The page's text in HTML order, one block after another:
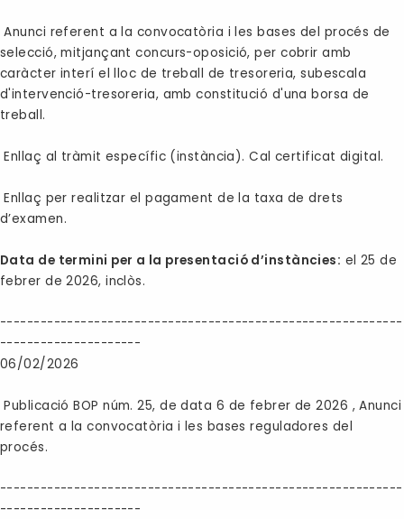
Anunci referent a la convocatòria i les bases del procés de
selecció, mitjançant concurs-oposició, per cobrir amb
caràcter interí el lloc de treball de tresoreria, subescala
d'intervenció-tresoreria, amb constitució d'una borsa de
treball.
Enllaç al tràmit específic (instància). Cal certificat digital.
Enllaç per realitzar el pagament de la taxa de drets
d’examen.
Data de termini per a la presentació d’instàncies: el 25 de
febrer de 2026, inclòs.
------------------------------------------------------------
---------------------
06/02/2026
Publicació BOP núm. 25, de data 6 de febrer de 2026 , Anunci
referent a la convocatòria i les bases reguladores del
procés.
------------------------------------------------------------
---------------------